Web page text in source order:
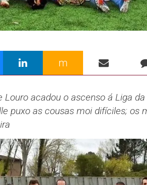
m
Louro acadou o ascenso á Liga
puxo as cousas moi difíciles; os